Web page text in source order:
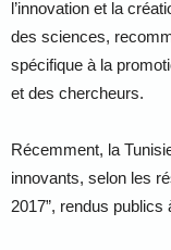
l’innovation et la
des sciences,
spécifique à la
et des chercheurs.
Récemment, la
innovants, selon les
2017”, rendus publics